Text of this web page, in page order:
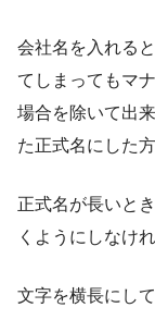
会社名を入れる
てしまってもマ
場合を除いて出
た正式名にした
正式名が長いと
くようにしなけ
文字を横長にし